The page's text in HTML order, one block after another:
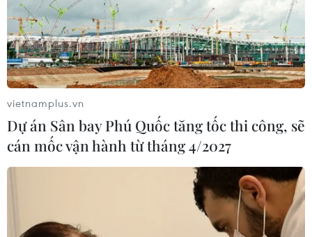
vietnamplus.vn
Dự án Sân bay Phú Quốc tăng tốc thi công, sẽ
cán mốc vận hành từ tháng 4/2027